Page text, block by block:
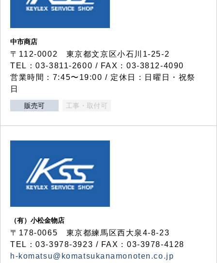
中市商店
〒112-0002 東京都文京区小石川1-25-2
TEL：03-3811-2600 / FAX：03-3812-4090
営業時間：7:45〜19:00 / 定休日：日曜日・祝祭
日
販売可 工事・取付可
（有）小松金物店
〒178-0065 東京都練馬区西大泉4-8-23
TEL：03-3978-3923 / FAX：03-3978-4128
h-komatsu@komatsukanamonoten.co.jp